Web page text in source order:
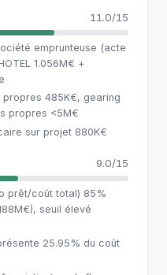
11.0/15
emprunteuse (acte
1.056M€ +
propres 485K€, gearing
propres <5M€
sur projet 880K€
9.0/15
prêt/coût total) 85%
seuil élevé
25.95% du coût